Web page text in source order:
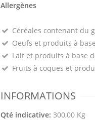
Allergènes
Céréales contenant du
Oeufs et produits à
Lait et produits à base
Fruits à coques et
INFORMATIONS
Qté indicative: 300,00 Kg